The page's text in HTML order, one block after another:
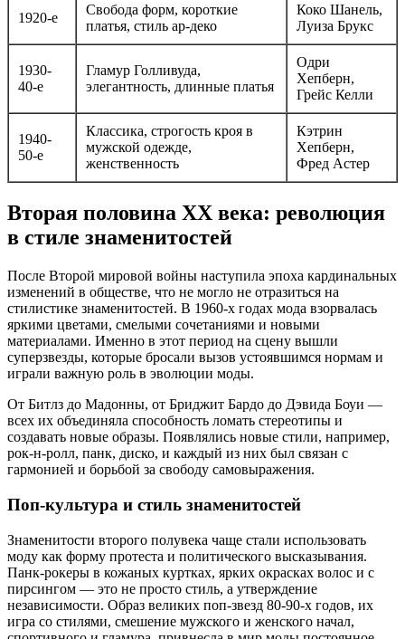
1920-е
Свобода форм, короткие
платья, стиль ар-деко
Коко Шанель,
Луиза Брукс
1930-
40-е
Гламур Голливуда,
элегантность, длинные платья
Одри
Хепберн,
Грейс Келли
1940-
50-е
Классика, строгость кроя в
мужской одежде,
женственность
Кэтрин
Хепберн,
Фред Астер
Вторая половина XX века: революция
в стиле знаменитостей
После Второй мировой войны наступила эпоха кардинальных
изменений в обществе, что не могло не отразиться на
стилистике знаменитостей. В 1960-х годах мода взорвалась
яркими цветами, смелыми сочетаниями и новыми
материалами. Именно в этот период на сцену вышли
суперзвезды, которые бросали вызов устоявшимся нормам и
играли важную роль в эволюции моды.
От Битлз до Мадонны, от Бриджит Бардо до Дэвида Боуи —
всех их объединяла способность ломать стереотипы и
создавать новые образы. Появлялись новые стили, например,
рок-н-ролл, панк, диско, и каждый из них был связан с
гармонией и борьбой за свободу самовыражения.
Поп-культура и стиль знаменитостей
Знаменитости второго полувека чаще стали использовать
моду как форму протеста и политического высказывания.
Панк-рокеры в кожаных куртках, ярких окрасках волос и с
пирсингом — это не просто стиль, а утверждение
независимости. Образ великих поп-звезд 80-90-х годов, их
игра со стилями, смешение мужского и женского начал,